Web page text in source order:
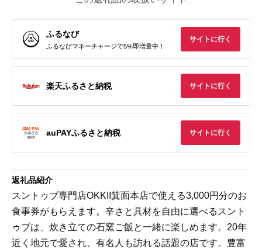
ふるなび
ふるなびマネーチャージで5%即増量中！
サイトに行く
楽天ふるさと納税 サイトに行く
auPAYふるさと納税 サイトに行く
返礼品紹介
スントゥブ専門店OKKII箕面本店で使える3,000円分のお
食事券がもらえます。辛さと具材を自由に選べるスント
ゥブは、炊き立ての石窯ご飯と一緒に楽しめます。20年
近く地元で愛され、有名人も訪れる話題の店です。豊富